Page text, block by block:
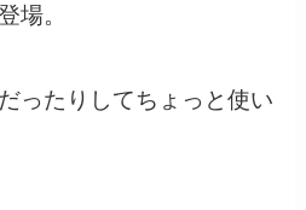
場。
ったりしてちょっと使い